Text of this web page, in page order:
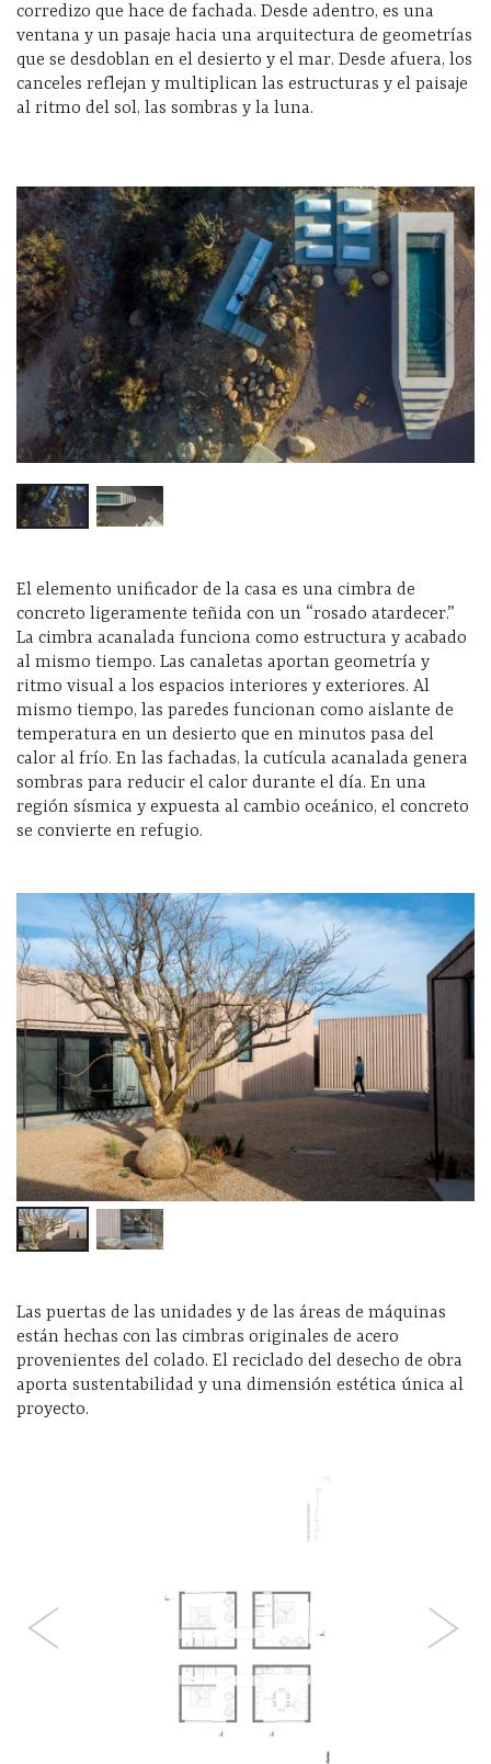
corredizo que hace de fachada. Desde adentro, es una
ventana y un pasaje hacia una arquitectura de geometrías
que se desdoblan en el desierto y el mar. Desde afuera, los
canceles reflejan y multiplican las estructuras y el paisaje
al ritmo del sol, las sombras y la luna.
El elemento unificador de la casa es una cimbra de
concreto ligeramente teñida con un “rosado atardecer.”
La cimbra acanalada funciona como estructura y acabado
al mismo tiempo. Las canaletas aportan geometría y
ritmo visual a los espacios interiores y exteriores. Al
mismo tiempo, las paredes funcionan como aislante de
temperatura en un desierto que en minutos pasa del
calor al frío. En las fachadas, la cutícula acanalada genera
sombras para reducir el calor durante el día. En una
región sísmica y expuesta al cambio oceánico, el concreto
se convierte en refugio.
Las puertas de las unidades y de las áreas de máquinas
están hechas con las cimbras originales de acero
provenientes del colado. El reciclado del desecho de obra
aporta sustentabilidad y una dimensión estética única al
proyecto.